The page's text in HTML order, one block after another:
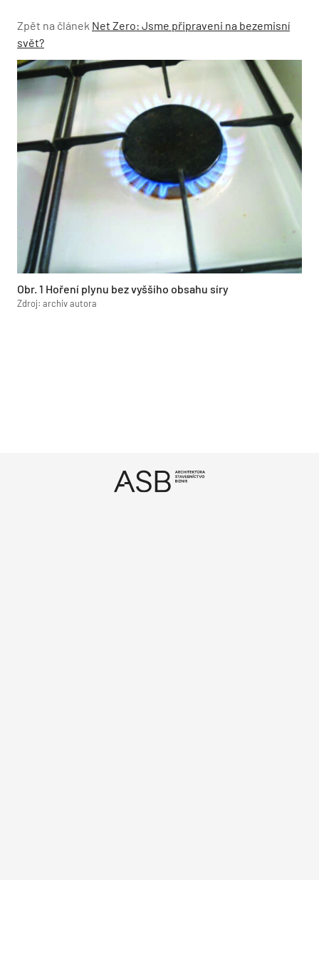
Zpět na článek Net Zero: Jsme připraveni na bezemisní
svět?
Obr. 1 Hoření plynu bez vyššího obsahu síry
Zdroj: archiv autora